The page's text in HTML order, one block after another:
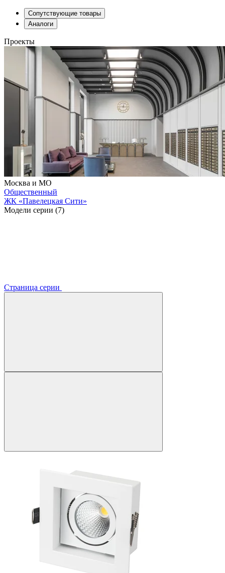
Сопутствующие товары
Аналоги
Проекты
Москва и МО
Общественный
ЖК «Павелецкая Сити»
Модели серии (7)
Страница серии